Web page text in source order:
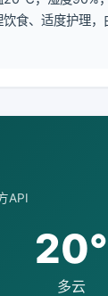
食、适度护理
API
20°
多云